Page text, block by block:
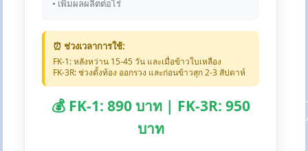
• เพิ่มผลผลิตต่อไร่
⏰ ช่วงเวลาการใช้:
FK-1: หลังหว่าน 15-45 วัน และเมื่อข้าวใบเหลือง
FK-3R: ช่วงตั้งท้อง ออกรวง และก่อนข้าวสุก 2-3 สัปดาห์
💰 FK-1: 890 บาท | FK-3R: 950
บาท